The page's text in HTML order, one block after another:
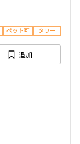
ペット可 タワー
追加